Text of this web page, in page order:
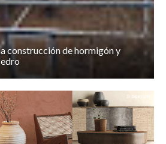
construcción de hormigón y